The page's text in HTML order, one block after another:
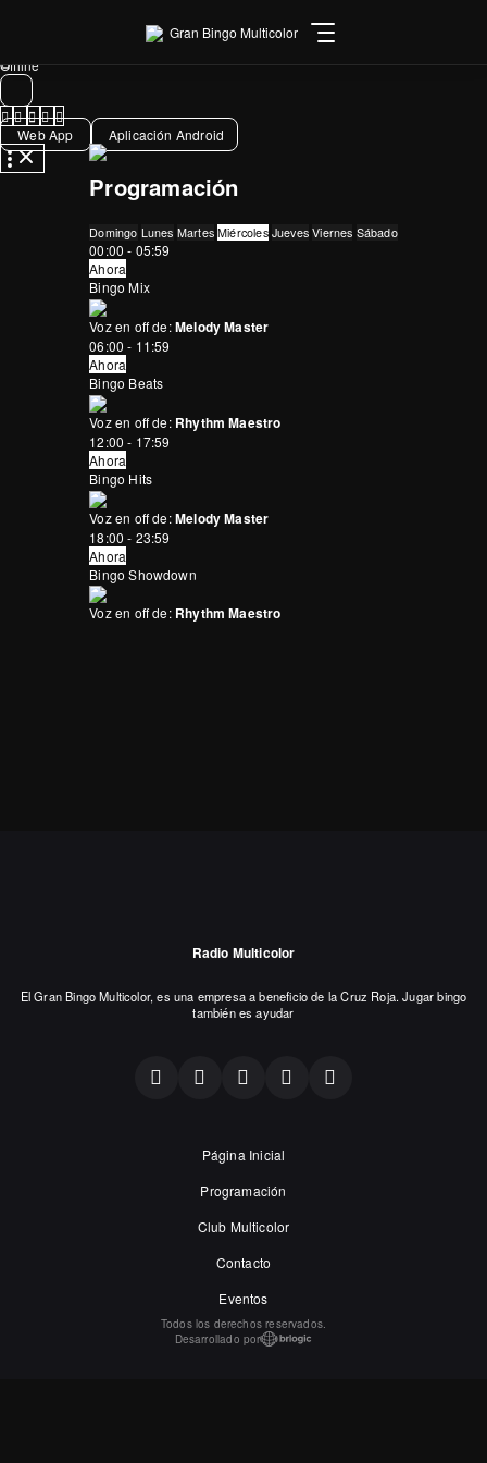
Offline
Web App Aplicación Android
Gran Bingo Multicolor
Programación
Domingo Lunes Martes Miércoles Jueves Viernes Sábado
00:00 - 05:59
Ahora
Bingo Mix
Voz en off de:Melody Master
06:00 - 11:59
Ahora
Bingo Beats
Voz en off de: Rhythm Maestro
12:00 - 17:59
Ahora
Bingo Hits
Voz en off de:Melody Master
18:00 - 23:59
Ahora
Bingo Showdown
Voz en off de: Rhythm Maestro
Radio Multicolor
El Gran Bingo Multicolor, es una empresa a beneficio de la Cruz Roja. Jugar bingo
también es ayudar
Página Inicial
Programación
Club Multicolor
Contacto
Eventos
Todos los derechos reservados.
Desarrollado por